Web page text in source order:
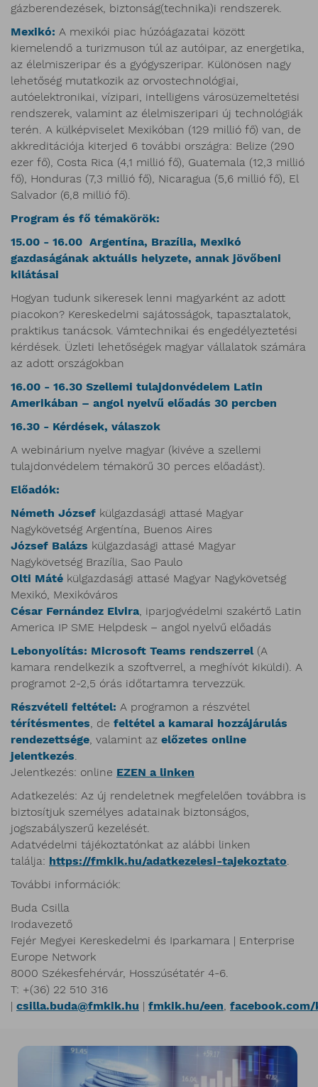
gázberendezések, biztonság(technika)i rendszerek.
Mexikó: A mexikói piac húzóágazatai között
kiemelendő a turizmuson túl az autóipar, az energetika,
az élelmiszeripar és a gyógyszeripar. Különösen nagy
lehetőség mutatkozik az orvostechnológiai,
autóelektronikai, vízipari, intelligens városüzemeltetési
rendszerek, valamint az élelmiszeripari új technológiák
terén. A külképviselet Mexikóban (129 millió fő) van, de
akkreditációja kiterjed 6 további országra: Belize (290
ezer fő), Costa Rica (4,1 millió fő), Guatemala (12,3 millió
fő), Honduras (7,3 millió fő), Nicaragua (5,6 millió fő), El
Salvador (6,8 millió fő).
Program és f​​​​​ő témakörök:
15.00 - 16.00 Argentína, Brazília, Mexikó
gazdaságának aktuális helyzete, annak jövőbeni
kilátásai
Hogyan tudunk sikeresek lenni magyarként az adott
piacokon? Kereskedelmi sajátosságok, tapasztalatok,
praktikus tanácsok. Vámtechnikai és engedélyeztetési
kérdések. Üzleti lehetőségek magyar vállalatok számára
az adott országokban
16.00 - 16.30 Szellemi tulajdonvédelem Latin
Amerikában – angol nyelvű előadás 30 percben
16.30 - Kérdések, válaszok
A webinárium nyelve magyar (kivéve a szellemi
tulajdonvédelem témakörű 30 perces előadást).
Előadók:
Németh József külgazdasági attasé Magyar
Nagykövetség Argentína, Buenos Aires
József Balázs külgazdasági attasé Magyar
Nagykövetség Brazília, Sao Paulo
Olti Máté külgazdasági attasé Magyar Nagykövetség
Mexikó, Mexikóváros
César Fernández Elvira , iparjogvédelmi szakértő Latin
America IP SME Helpdesk – angol nyelvű előadás
Lebonyolítás: Microsoft Teams rendszerrel(A
kamara rendelkezik a szoftverrel, a meghívót kiküldi). A
programot 2-2,5 órás időtartamra tervezzük.
Részvételi feltétel: A programon a részvétel
térítésmentes , de feltétel a kamarai hozzájárulás
rendezettsége , valamint az előzetes online
jelentkezés
Jelentkezés: online EZEN a linken
Adatkezelés: Az új rendeletnek megfelelően továbbra is
biztosítjuk személyes adatainak biztonságos,
jogszabályszerű kezelését.
Adatvédelmi tájékoztatónkat az alábbi linken
találja: https://fmkik.hu/adatkezelesi-tajekoztato
További információk:
Buda Csilla
Irodavezető
Fejér Megyei Kereskedelmi és Iparkamara | Enterprise
Europe Network
8000 Székesfehérvár, Hosszúsétatér 4-6.
T: +(36) 22 510 316
| csilla.buda@fmkik.hu | fmkik.hu/een